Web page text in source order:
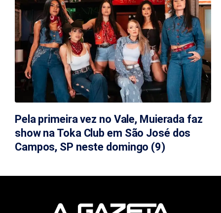
Pela primeira vez no Vale, Muierada faz
show na Toka Club em São José dos
Campos, SP neste domingo (9)